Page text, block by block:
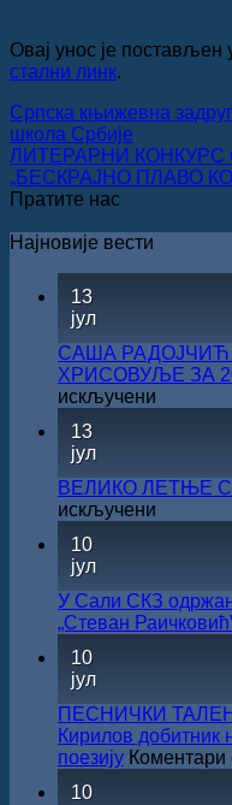
Овај унос је постављен
стални линк.
Српска књижевна
школа Србије
ЛИТЕРАРНИ
„БЕСКРАЈНО ПЛАВО
Пратите нас
Најновије вести
13
јул
САША
ХРИСОВУЉЕ ЗА
искључени
ЖИЧКЕ
ЗА
13
јул
ВЕЛИКО ЛЕТЊЕ
искључени
10
јул
У Сали СКЗ
„Стеван
10
јул
ПЕСНИЧКИ
Кирилов добитник
поезију Коментари
10